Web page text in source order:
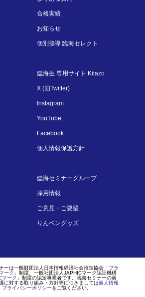
合格実績
お知らせ
個別指導 臨海セレクト
臨海生 専用サイト Kitazo
X (旧Twitter)
Instagram
YouTube
Facebook
個人情報保護方針
臨海セミナーグループ
採用情報
ご意見・ご要望
りんペングッズ
ーは一般財団法人日本情報経済社会推進協会「プラ
ーク 」制度、一般社団法人JAPHICマーク認証機構
マーク 」制度の認定事業者です。臨海セミナーの個
に対する取り組み・方針等につきましては個人情報
プライバシーポリシーをご覧ください。